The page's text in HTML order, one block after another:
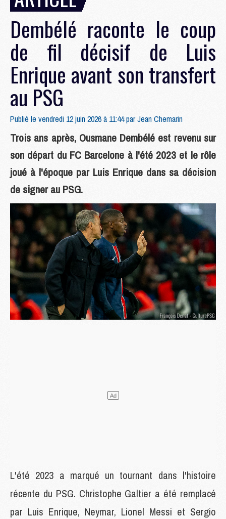
Dembélé raconte le coup
de fil décisif de Luis
Enrique avant son transfert
au PSG
Publié le vendredi 12 juin 2026 à 11:44 parJean Chemarin
Trois ans après, Ousmane Dembélé est revenu sur
son départ du FC Barcelone à l'été 2023 et le rôle
joué à l'époque par Luis Enrique dans sa décision
de signer au PSG.
L'été 2023 a marqué un tournant dans l'histoire
récente du PSG. Christophe Galtier a été remplacé
par Luis Enrique, Neymar, Lionel Messi et Sergio